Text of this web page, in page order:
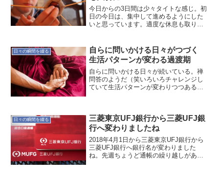
今日からの3日間は少々タイトな感じ。初
日の今日は、集中して進めるようにした
いと思っています。適度な休息も取りな
日々の瞬間を綴る
自らに問いかける日々がつづく
生活パターンが変わる過渡期
自らに問いかける日々が続いている。禅
問答のようだ（笑いろいろチャレンジし
ていて生活パターンが変わりつつあるの
きそうだが、今までとの大...
日々の瞬間を綴る
三菱東京UFJ銀行から三菱UFJ銀
行へ変わりましたね
2018年4月1日から三菱東京UFJ銀行から
三菱UFJ銀行へ銀行名が変わりました
ね。先週ちょうど通帳の繰り越しがあり